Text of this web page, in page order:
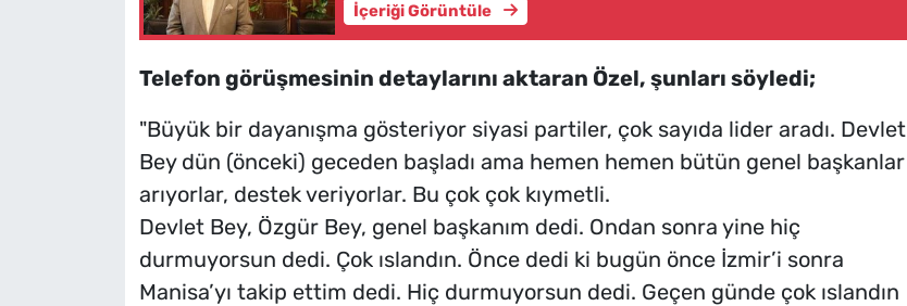
İçeriği Görüntüle
Telefon görüşmesinin detaylarını aktaran Özel, şunları söyledi;
"Büyük bir dayanışma gösteriyor siyasi partiler, çok sayıda lider aradı. Devlet
Bey dün (önceki) geceden başladı ama hemen hemen bütün genel başkanlar
arıyorlar, destek veriyorlar. Bu çok çok kıymetli.
Devlet Bey, Özgür Bey, genel başkanım dedi. Ondan sonra yine hiç
durmuyorsun dedi. Çok ıslandın. Önce dedi ki bugün önce İzmir’i sonra
Manisa’yı takip ettim dedi. Hiç durmuyorsun dedi. Geçen günde çok ıslandın